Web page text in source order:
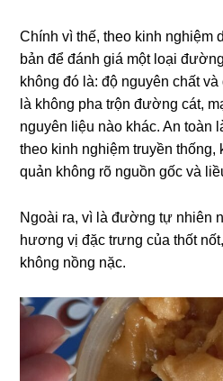
Chính vì thế, theo kinh nghiệm
bản để đánh giá một loại
không đó là: độ nguyên chất
là không pha trộn đường cát,
nguyên liệu nào khác. An toàn
theo kinh nghiệm truyền thống,
quản không rõ nguồn gốc và
Ngoài ra, vì là đường tự nhiên
hương vị đặc trưng của thốt
không nồng nặc.